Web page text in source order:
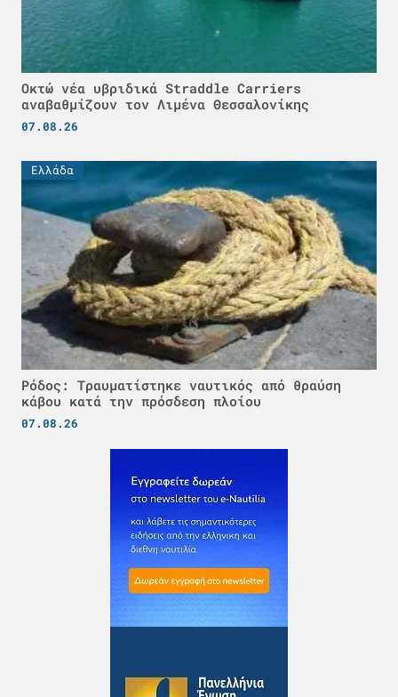
Οκτώ νέα υβριδικά Straddle Carriers
αναβαθμίζουν τον Λιμένα Θεσσαλονίκης
07.08.26
Ελλάδα
Ρόδος: Τραυματίστηκε ναυτικός από θραύση
κάβου κατά την πρόσδεση πλοίου
07.08.26